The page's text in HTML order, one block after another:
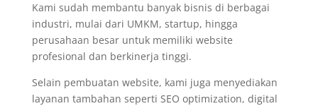
Kami sudah membantu banyak bisnis di berbagai
industri, mulai dari UMKM, startup, hingga
perusahaan besar untuk memiliki website
profesional dan berkinerja tinggi.
Selain pembuatan website, kami juga menyediakan
layanan tambahan seperti SEO optimization, digital